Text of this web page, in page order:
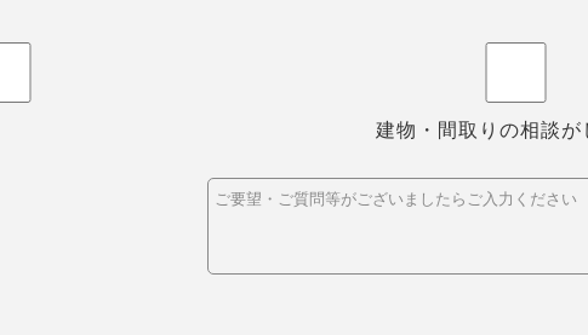
建物・間取りの相談が